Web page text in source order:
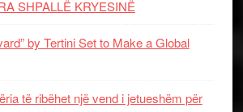
SHPALLË KRYESINË
by Tertini Set to Make a Global
të ribëhet një vend i jetueshëm për